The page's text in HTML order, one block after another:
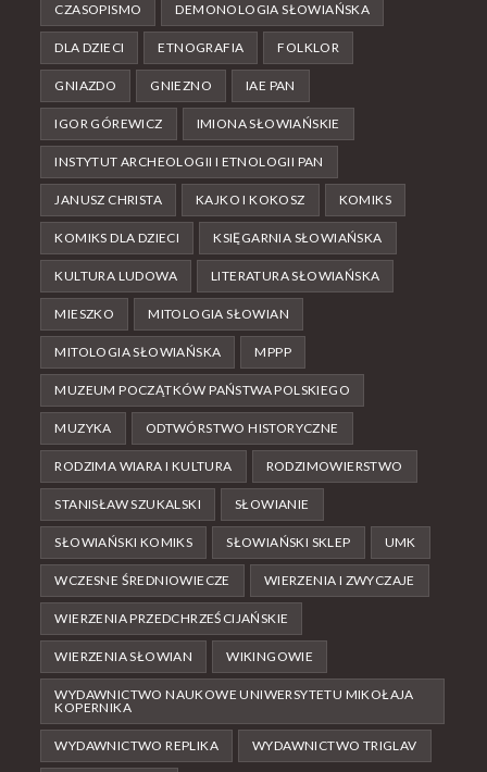
CZASOPISMO DEMONOLOGIA SŁOWIAŃSKA
DLA DZIECI ETNOGRAFIA FOLKLOR
GNIAZDO GNIEZNO IAE PAN
IGOR GÓREWICZ IMIONA SŁOWIAŃSKIE
INSTYTUT ARCHEOLOGII I ETNOLOGII PAN
JANUSZ CHRISTA KAJKO I KOKOSZ KOMIKS
KOMIKS DLA DZIECI KSIĘGARNIA SŁOWIAŃSKA
KULTURA LUDOWA LITERATURA SŁOWIAŃSKA
MIESZKO MITOLOGIA SŁOWIAN
MITOLOGIA SŁOWIAŃSKA MPPP
MUZEUM POCZĄTKÓW PAŃSTWA POLSKIEGO
MUZYKA ODTWÓRSTWO HISTORYCZNE
RODZIMA WIARA I KULTURA RODZIMOWIERSTWO
STANISŁAW SZUKALSKI SŁOWIANIE
SŁOWIAŃSKI KOMIKS SŁOWIAŃSKI SKLEP UMK
WCZESNE ŚREDNIOWIECZE WIERZENIA I ZWYCZAJE
WIERZENIA PRZEDCHRZEŚCIJAŃSKIE
WIERZENIA SŁOWIAN WIKINGOWIE
WYDAWNICTWO NAUKOWE UNIWERSYTETU MIKOŁAJA
KOPERNIKA
WYDAWNICTWO REPLIKA WYDAWNICTWO TRIGLAV